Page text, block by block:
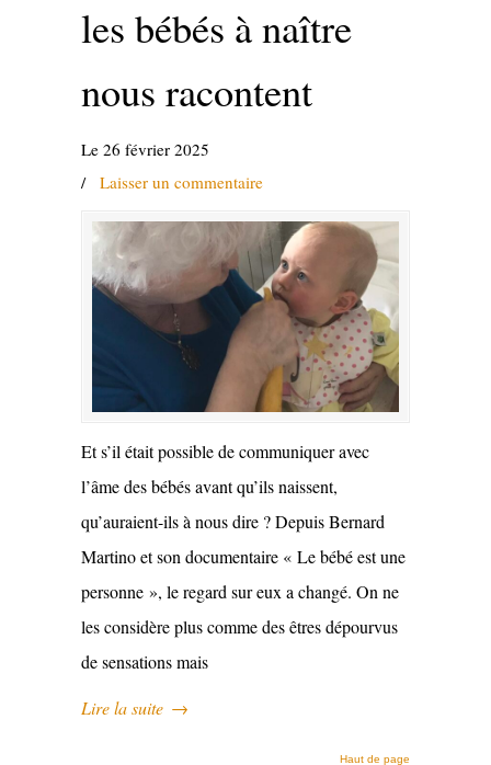
les bébés à naître
nous racontent
Le 26 février 2025
/ Laisser un commentaire
Et s’il était possible de communiquer avec
l’âme des bébés avant qu’ils naissent,
qu’auraient-ils à nous dire ? Depuis Bernard
Martino et son documentaire « Le bébé est une
personne », le regard sur eux a changé. On ne
les considère plus comme des êtres dépourvus
de sensations mais
Lire la suite →
Haut de page